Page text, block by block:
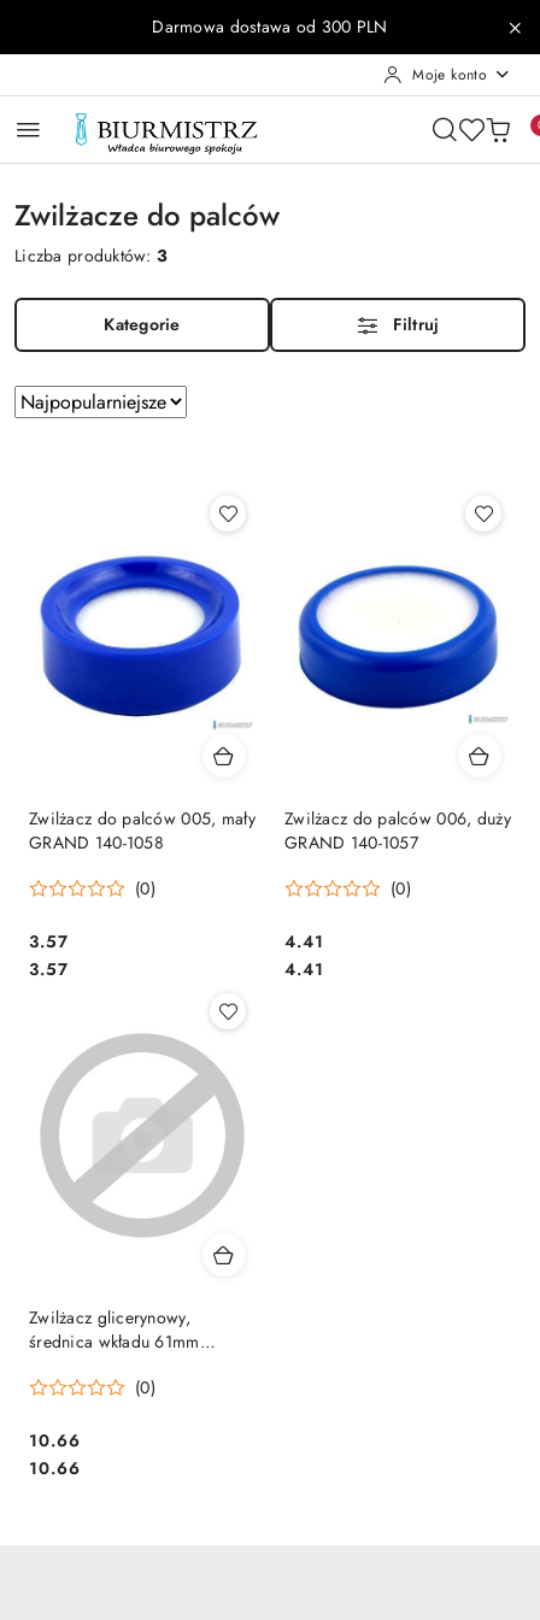
Przejdź do treści głównej
Przejdź do wyszukiwarki
Przejdź do moje konto
Przejdź do menu głównego
Przejdź do stopkiDarmowa dostawa od 300 PLN
Moje konto
Zwilżacze do palców
Liczba produktów:3
Kategorie Filtruj
Zastosowano
sortowanie:
Sortuj
według
Zwilżacz do palców 005, mały
GRAND 140-1058
(0)
Cena:
3.57
Cena:
3.57
Zwilżacz do palców 006, duży
GRAND 140-1057
(0)
Cena:
4.41
Cena:
4.41
Zwilżacz glicerynowy,
średnica wkładu 61mm
bezzapachowy 140-1060
(0)
Cena:
10.66
Cena:
10.66